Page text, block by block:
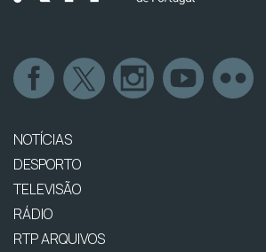
NOTÍCIAS
DESPORTO
TELEVISÃO
RÁDIO
RTP ARQUIVOS